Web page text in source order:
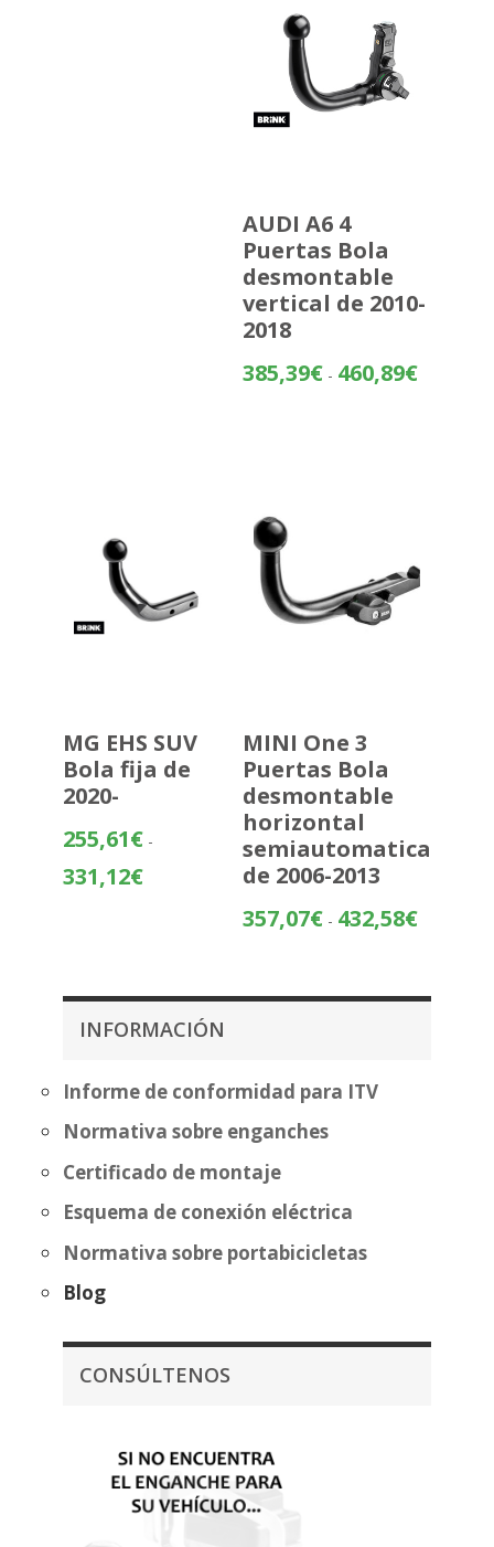
AUDI A6 4
Puertas Bola
desmontable
vertical de 2010-
2018
385,39€ - 460,89€Rango
MG EHS SUV
Bola fija de
2020-
255,61€ -
331,12€Rango
hasta
331,12€
MINI One 3
Puertas Bola
desmontable
horizontal
semiautomatica
de 2006-2013
357,07€ - 432,58€Rango
INFORMACIÓN
Informe de conformidad para ITV
Normativa sobre enganches
Certificado de montaje
Esquema de conexión eléctrica
Normativa sobre portabicicletas
Blog
CONSÚLTENOS